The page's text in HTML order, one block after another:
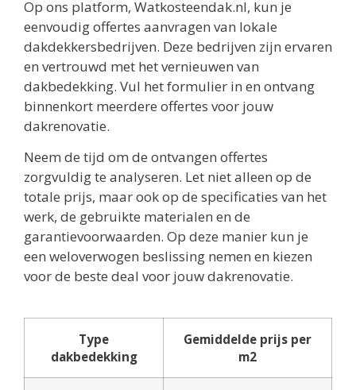
Op ons platform, Watkosteendak.nl, kun je
eenvoudig offertes aanvragen van lokale
dakdekkersbedrijven. Deze bedrijven zijn ervaren
en vertrouwd met het vernieuwen van
dakbedekking. Vul het formulier in en ontvang
binnenkort meerdere offertes voor jouw
dakrenovatie.
Neem de tijd om de ontvangen offertes
zorgvuldig te analyseren. Let niet alleen op de
totale prijs, maar ook op de specificaties van het
werk, de gebruikte materialen en de
garantievoorwaarden. Op deze manier kun je
een weloverwogen beslissing nemen en kiezen
voor de beste deal voor jouw dakrenovatie.
Type
dakbedekking
Gemiddelde prijs per
m2